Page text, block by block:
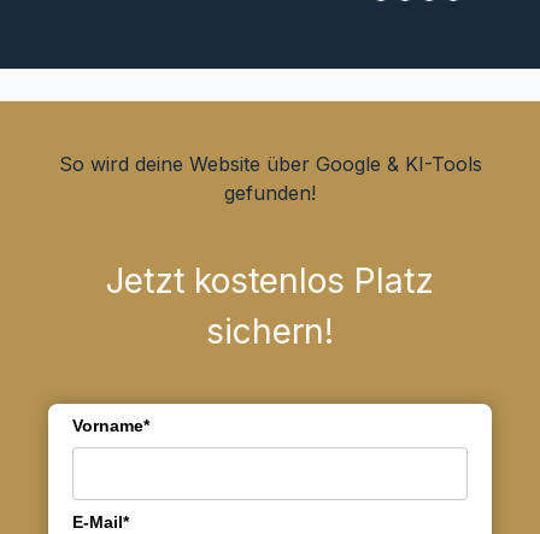
So wird deine Website über Google & KI-Tools
gefunden!
Jetzt kostenlos Platz
sichern!
Vorname*
E-Mail*